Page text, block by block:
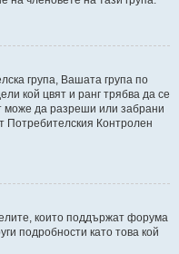
група, Вашата група по
кой цвят и ранг трябва да се
може да разреши или забрани
Потребителския Контролен
които поддържат форума
подробности като това кой